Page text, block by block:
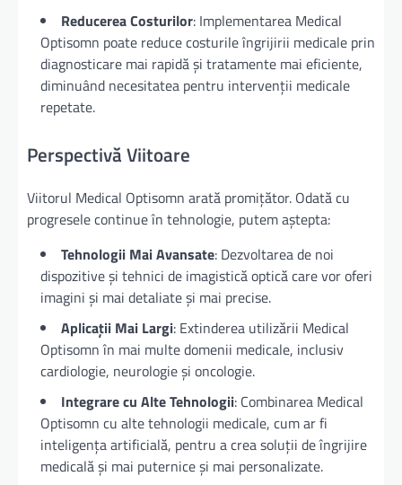
Reducerea Costurilor: Implementarea Medical
Optisomn poate reduce costurile îngrijirii medicale prin
diagnosticare mai rapidă și tratamente mai eficiente,
diminuând necesitatea pentru intervenții medicale
repetate.
Perspectivă Viitoare
Viitorul Medical Optisomn arată promițător. Odată cu
progresele continue în tehnologie, putem aștepta:
Tehnologii Mai Avansate: Dezvoltarea de noi
dispozitive și tehnici de imagistică optică care vor oferi
imagini și mai detaliate și mai precise.
Aplicații Mai Largi: Extinderea utilizării Medical
Optisomn în mai multe domenii medicale, inclusiv
cardiologie, neurologie și oncologie.
Integrare cu Alte Tehnologii: Combinarea Medical
Optisomn cu alte tehnologii medicale, cum ar fi
inteligența artificială, pentru a crea soluții de îngrijire
medicală și mai puternice și mai personalizate.